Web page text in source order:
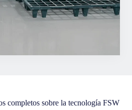
completos sobre la tecnología FSW